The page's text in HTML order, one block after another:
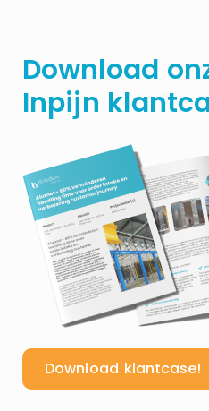
Download
Inpijn
Download klantcase!